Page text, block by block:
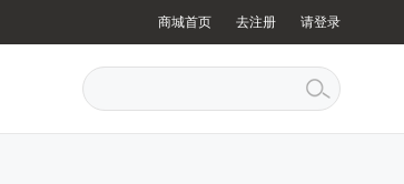
商城首页 去注册 请登录